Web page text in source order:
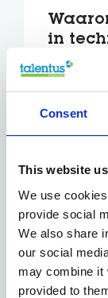
Consent
This website
We use
provide social
We also share
our social
may combine it
provided to
in
Sterke
Veel
Jouw
dan je
Niet elk
opleiding
bij en